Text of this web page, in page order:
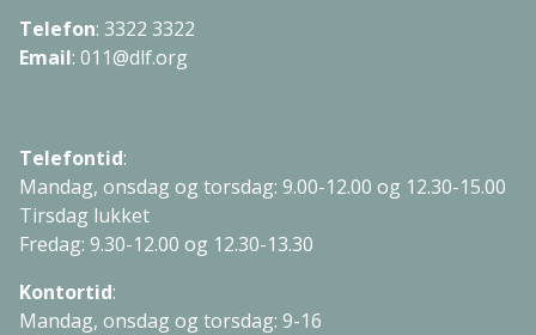
Telefon: 3322 3322
Email: 011@dlf.org
Telefontid:
Mandag, onsdag og torsdag: 9.00-12.00 og 12.30-15.00
Tirsdag lukket
Fredag: 9.30-12.00 og 12.30-13.30
Kontortid:
Mandag, onsdag og torsdag: 9-16